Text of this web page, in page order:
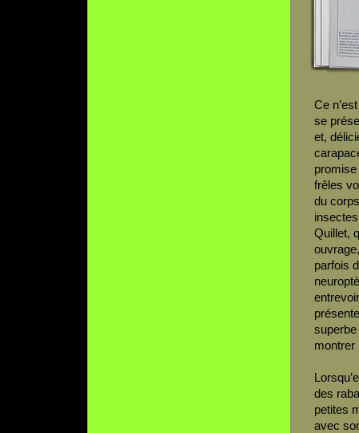
Ce
se
et,
frêles
du
Quillet,
parfois
des
petites
avec